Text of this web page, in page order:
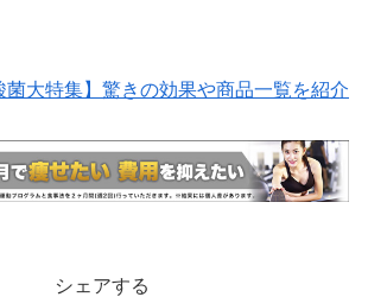
大特集】驚きの効果や商品一覧を紹介
シェアする